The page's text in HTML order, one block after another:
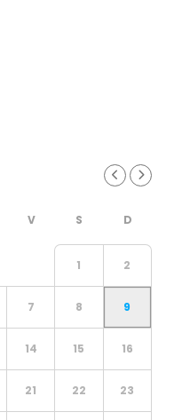
1 2
7 8 9
14 15 16
21 22 23